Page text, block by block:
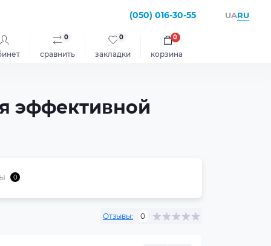
(050) 016-30-55 UARU
сравнить
0
закладки
0
корзина
0
эффективной
0
Отзывы: 0